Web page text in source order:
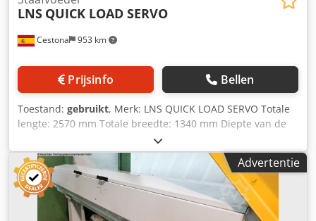
Cestona 953 km
LNS QUICK LOAD SERVO
Prijsinfo Bellen
Toestand: gebruikt, Merk: LNS QUICK LOAD SERVO Totale
lengte: 2570 mm Totale breedte: 1340 mm Diepte van de
invoer: 1000 mm Hoogte: 1240-1520 mm Hoogte van de as:
900-1180 mm Intrekmechanisme: 600 mm Minimale
diameter: 6 mm Maximale diameter: 80 mm (afhankelijk
van de instellingen, 90 mm) Minimale lengte van de staaf:
150 mm Maximale lengte van de staaf: 1470 mm
(afhankelijk van de instellingen, 1500 mm) Maximaal
Advertentie